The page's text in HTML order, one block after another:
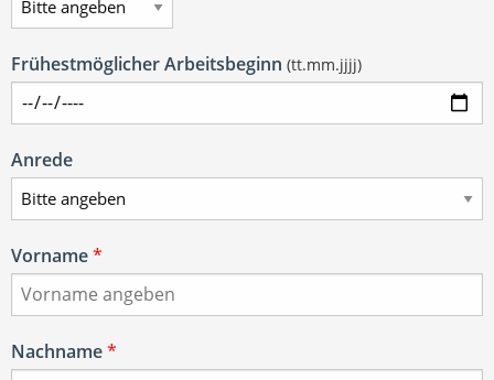
Frühestmöglicher Arbeitsbeginn (tt.mm.jjjj)
Anrede
Vorname*
Nachname*